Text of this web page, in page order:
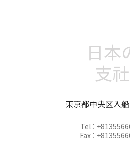
日本
支社
東京都中央区入
Tel :
Fax :